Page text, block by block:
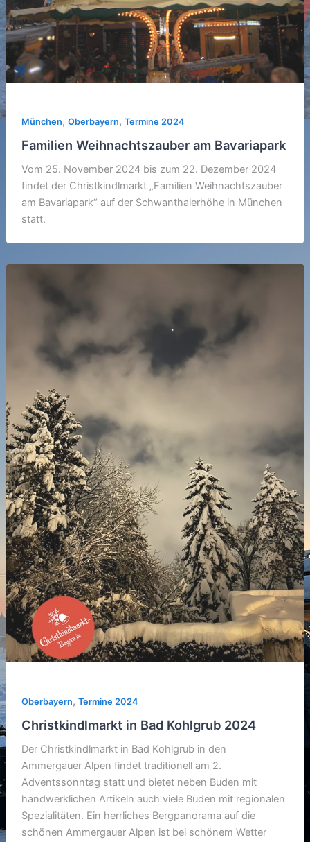
München, Oberbayern, Termine 2024
Familien Weihnachtszauber am Bavariapark
Vom 25. November 2024 bis zum 22. Dezember 2024
findet der Christkindlmarkt „Familien Weihnachtszauber
am Bavariapark“ auf der Schwanthalerhöhe in München
statt.
Oberbayern, Termine 2024
Christkindlmarkt in Bad Kohlgrub 2024
Der Christkindlmarkt in Bad Kohlgrub in den
Ammergauer Alpen findet traditionell am 2.
Adventssonntag statt und bietet neben Buden mit
handwerklichen Artikeln auch viele Buden mit regionalen
Spezialitäten. Ein herrliches Bergpanorama auf die
schönen Ammergauer Alpen ist bei schönem Wetter